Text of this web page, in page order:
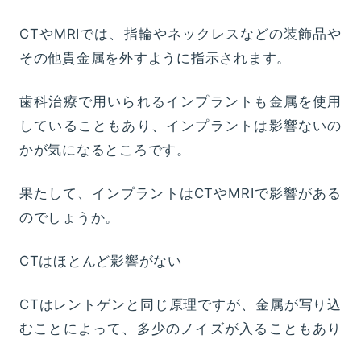
CTやMRIでは、指輪やネックレスなどの装飾品や
その他貴金属を外すように指示されます。
歯科治療で用いられるインプラントも金属を使用
していることもあり、インプラントは影響ないの
かが気になるところです。
果たして、インプラントはCTやMRIで影響がある
のでしょうか。
CTはほとんど影響がない
CTはレントゲンと同じ原理ですが、金属が写り込
むことによって、多少のノイズが入ることもあり